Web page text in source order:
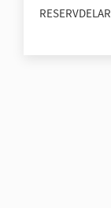
RESERVDELAR